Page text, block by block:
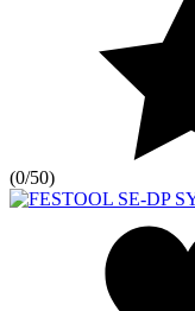
(0/50)